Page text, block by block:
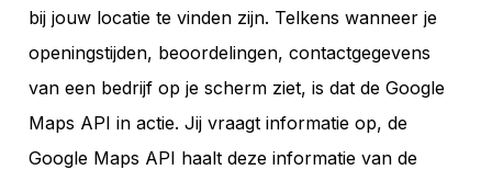
bij jouw locatie te vinden zijn. Telkens wanneer je
openingstijden, beoordelingen, contactgegevens
van een bedrijf op je scherm ziet, is dat de Google
Maps API in actie. Jij vraagt informatie op, de
Google Maps API haalt deze informatie van de